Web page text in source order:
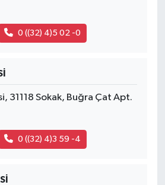
0 ((32) 4)5 02 -0
31118 Sokak, Buğra Çat Apt.
0 ((32) 4)3 59 -4